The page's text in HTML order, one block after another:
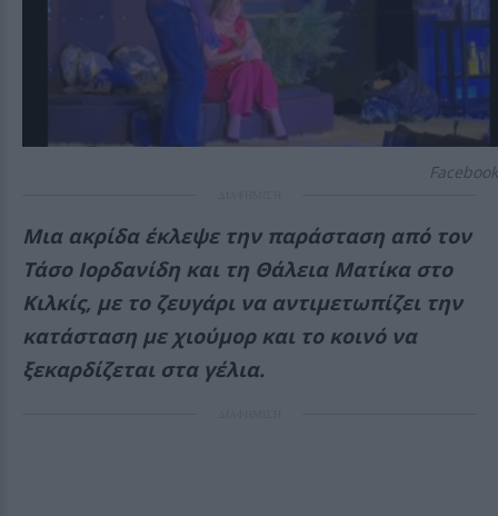
Facebook
Μια ακρίδα έκλεψε την παράσταση από τον
Τάσο Ιορδανίδη και τη Θάλεια Ματίκα στο
Κιλκίς, με το ζευγάρι να αντιμετωπίζει την
κατάσταση με χιούμορ και το κοινό να
ξεκαρδίζεται στα γέλια.